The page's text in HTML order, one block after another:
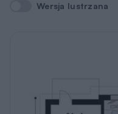
Wersja lustrzana
Wersja lustrzana